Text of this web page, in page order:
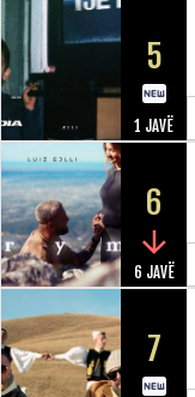
5
1 JAVË
6
6 JAVË
7